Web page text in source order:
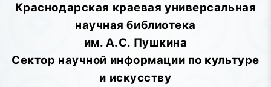
Краснодарская краевая универсальная
научная библиотека
им. А.С. Пушкина
Сектор научной информации по культуре
и искусству